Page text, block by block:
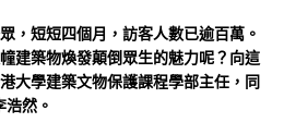
，短短四個月，訪客人數已逾百萬。
建築物煥發顛倒眾生的魅力呢？向這
大學建築文物保護課程學部主任，同
然。